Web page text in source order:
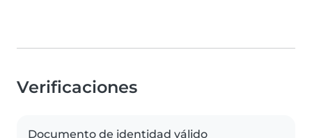
Verificaciones
Documento de identidad válido